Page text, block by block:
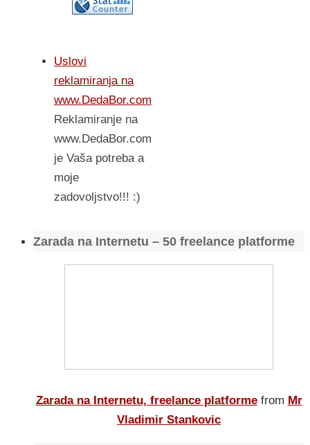
Uslovi
reklamiranja na
www.DedaBor.com
Reklamiranje na
www.DedaBor.com
je Vaša potreba a
moje
zadovoljstvo!!! :)
Zarada na Internetu – 50 freelance platforme
Zarada na Internetu, freelance platforme from Mr
Vladimir Stankovic